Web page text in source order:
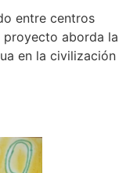
entre centros
proyecto aborda la
en la civilización